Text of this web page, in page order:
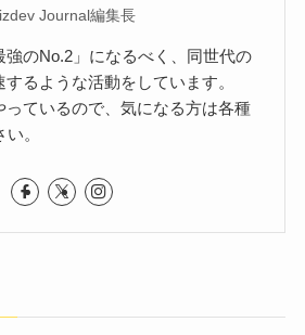
Journal編集長
強のNo.2」になるべく、同世代の
るような活動をしています。
っているので、気になる方は各種
。